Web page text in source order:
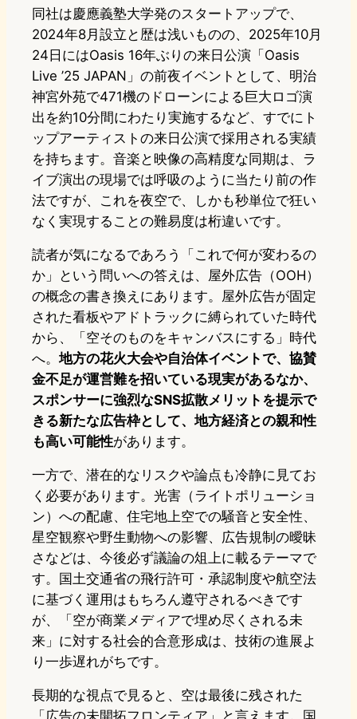
同社は慶應義塾大学発のスタートアップで、
2024年8月設立と歴は浅いものの、2025年10月
24日にはOasis 16年ぶりの来日公演「Oasis
Live ’25 JAPAN」の前夜イベントとして、明治
神宮外苑で471機のドローンによる巨大ロゴ演
出を約10分間にわたり実施するなど、すでにト
ップアーティストの来日公演で採用される実績
を持ちます。音楽と映像の高精度な同期は、ラ
イブ演出の現場では呼吸のように当たり前の作
法ですが、これを夜空で、しかも秒単位で狂い
なく実現することの難易度は桁違いです。
読者が気になるであろう「これで何が変わるの
か」という問いへの答えは、屋外広告（OOH）
の概念の書き換えにあります。屋外広告が固定
された看板やアドトラックに縛られていた時代
から、「空そのものをキャンバスにする」時代
へ。 地方の花火大会や自治体イベントで、協賛
金不足が運営難を招いている現実があるなか、
スポンサーに強烈なSNS拡散メリットを提示で
きる新たな広告枠として、地方経済との親和性
も高い可能性があります。
一方で、潜在的なリスクや論点も冷静に見てお
く必要があります。光害（ライトポリューショ
ン）への配慮、住宅地上空での騒音と安全性、
星空観察や野生動物への影響、広告規制の曖昧
さなどは、今後必ず議論の俎上に載るテーマで
す。国土交通省の飛行許可・承認制度や航空法
に基づく運用はもちろん遵守されるべきです
が、「空が商業メディアで埋め尽くされる未
来」に対する社会的合意形成は、技術の進展よ
り一歩遅れがちです。
長期的な視点で見ると、空は最後に残された
「広告の未開拓フロンティア」と言えます。国